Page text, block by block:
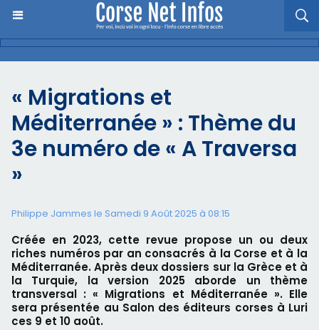
« Migrations et
Méditerranée » : Thème du
3e numéro de « A Traversa
»
Philippe Jammes le Samedi 9 Août 2025 à 08:15
Créée en 2023, cette revue propose un ou deux
riches numéros par an consacrés à la Corse et à la
Méditerranée. Après deux dossiers sur la Grèce et à
la Turquie, la version 2025 aborde un thème
transversal : « Migrations et Méditerranée ». Elle
sera présentée au Salon des éditeurs corses à Luri
ces 9 et 10 août.